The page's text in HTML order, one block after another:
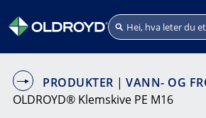
PRODUKTER |VANN- OG
OLDROYD® Klemskive PE M16